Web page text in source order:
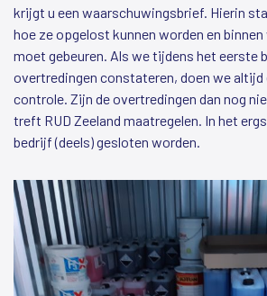
krijgt u een waarschuwingsbrief. Hierin
hoe ze opgelost kunnen worden en
moet gebeuren. Als we tijdens het eerste
overtredingen constateren, doen we altijd
controle. Zijn de overtredingen dan nog
treft RUD Zeeland maatregelen. In het
bedrijf (deels) gesloten worden.